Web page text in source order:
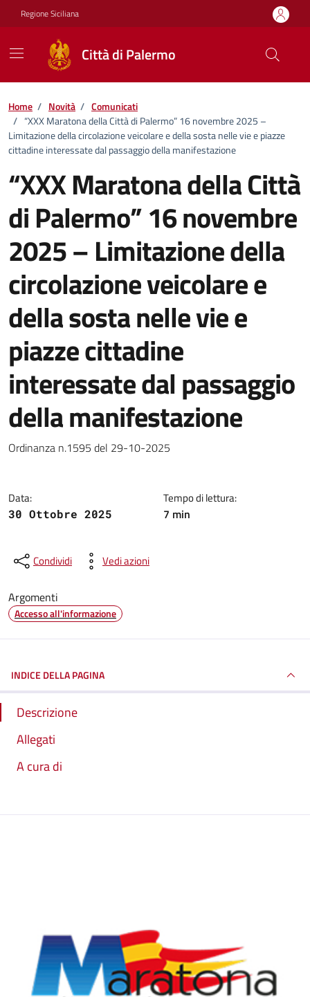
Vai ai contenuti
Vai al footer
Regione Siciliana
Città di Palermo
Home / Novità / Comunicati
/ “XXX Maratona della Città di Palermo” 16 novembre 2025 –
Limitazione della circolazione veicolare e della sosta nelle vie e piazze
cittadine interessate dal passaggio della manifestazione
“XXX Maratona della Città
di Palermo” 16 novembre
2025 – Limitazione della
circolazione veicolare e
della sosta nelle vie e
piazze cittadine
interessate dal passaggio
della manifestazione
Dettagli della notizia
Ordinanza n.1595 del 29-10-2025
Data:
30 Ottobre 2025
Tempo di lettura:
7 min
Condividi Vedi azioni
Argomenti
Accesso all'informazione
INDICE DELLA PAGINA
Descrizione
Allegati
A cura di